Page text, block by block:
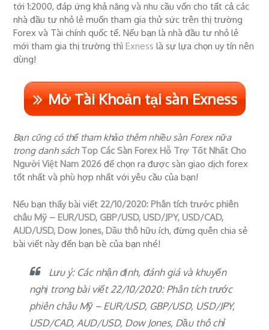
tới 1:2000, đáp ứng khả năng và nhu cầu vốn cho tất cả các
nhà đầu tư nhỏ lẻ muốn tham gia thử sức trên thị trường
Forex và Tài chính quốc tế. Nếu bạn là nhà đầu tư nhỏ lẻ
mới tham gia thị trường thìExness là sự lựa chọn uy tín nên
dùng!
Mở Tài Khoản tại sàn Exness
Bạn cũng có thể tham khảo thêm nhiều sàn Forex nữa
trong danh sách Top Các Sàn Forex Hỗ Trợ Tốt Nhất Cho
Người Việt Nam 2026 để chọn ra được sàn giao dịch forex
tốt nhất và phù hợp nhất với yêu cầu của bạn!
Nếu bạn thấy bài viết22/10/2020: Phân tích trước phiên
châu Mỹ – EUR/USD, GBP/USD, USD/JPY, USD/CAD,
AUD/USD, Dow Jones, Dầu thô hữu ích, đừng quên chia sẻ
bài viết này đến bạn bè của bạn nhé!
Lưu ý: Các nhận định, đánh giá và khuyến
nghị trong bài viết 22/10/2020: Phân tích trước
phiên châu Mỹ – EUR/USD, GBP/USD, USD/JPY,
USD/CAD, AUD/USD, Dow Jones, Dầu thô chỉ